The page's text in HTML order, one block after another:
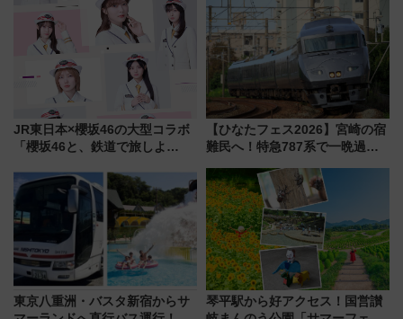
混雑に要注意、その理由は
つの理由 無料バス＆24時間サー
ビスで混雑回避
JR東日本×櫻坂46の大型コラボ
「櫻坂46と、鉄道で旅しよ
潟・長野・庄内へ
【ひなたフェス2026】宮崎の宿
難民へ！特急787系で一晩過ご
ローおひさま」が救世主に？
東京八重洲・バスタ新宿からサ
琴平駅から好アクセス！国営讃